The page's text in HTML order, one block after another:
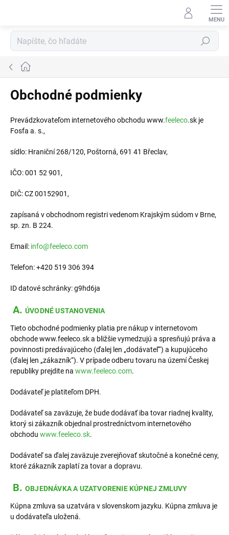
Hľadať
Domov
Obchodné podmienky
Prevádzkovateľom internetového obchodu www.feeleco.sk je
Fosfa a. s.,
sídlo: Hraniční 268/120, Poštorná, 691 41 Břeclav,
IČO: 001 52 901,
DIČ: CZ 00152901,
zapísaná v obchodnom registri vedenom Krajským súdom v Brne,
sp. zn. B 224.
Email: info@feeleco.com
Telefon: +420 519 306 394
ID datové schránky: g9hd6ja
A. ÚVODNÉ USTANOVENIA
Tieto obchodné podmienky platia pre nákup v internetovom
obchode www.feeleco.sk a bližšie vymedzujú a spresňujú práva a
povinnosti predávajúceho (ďalej len „dodávateľ“) a kupujúceho
(ďalej len „zákazník“). V prípade odberu tovaru na území Českej
republiky prejdite na www.feeleco.com.
Dodávateľ je platiteľom DPH.
Dodávateľ sa zaväzuje, že bude dodávať iba tovar riadnej kvality,
ktorý si zákazník objednal prostredníctvom internetového
obchodu www.feeleco.sk.
Dodávateľ sa ďalej zaväzuje zverejňovať skutočné a konečné ceny,
ktoré zákazník zaplatí za tovar a dopravu.
B. OBJEDNÁVKA A UZATVORENIE KÚPNEJ ZMLUVY
Kúpna zmluva sa uzatvára v slovenskom jazyku. Kúpna zmluva je
u dodávateľa uložená.